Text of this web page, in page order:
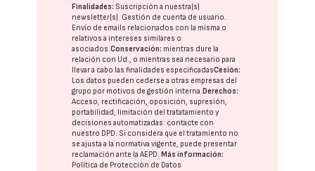
Finalidades: Suscripción a nuestra(s)
newsletter(s). Gestión de cuenta de usuario.
Envío de emails relacionados con la misma o
relativos a intereses similares o
asociados.Conservación: mientras dure la
relación con Ud., o mientras sea necesario para
llevar a cabo las finalidades especificadasCesión:
Los datos pueden cederse a otras empresas del
grupo por motivos de gestión interna. Derechos:
Acceso, rectificación, oposición, supresión,
portabilidad, limitación del tratatamiento y
decisiones automatizadas: contacte con
nuestro DPD. Si considera que el tratamiento no
se ajusta a la normativa vigente, puede presentar
reclamación ante laAEPD. Más información:
Política de Protección de Datos